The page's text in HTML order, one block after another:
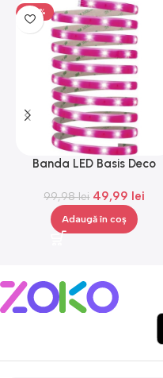
-50%
Banda LED Basis Deco
cm
99,98lei 49,99 lei
Adaugă în coș